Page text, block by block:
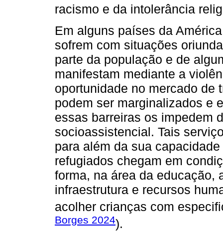
racismo e da intolerância
Em alguns países da
sofrem com situações
parte da população e de
manifestam mediante a
oportunidade no mercado de
podem ser marginalizados e
essas barreiras os impedem
socioassistencial. Tais
para além da sua
refugiados chegam em
forma, na área da educação,
infraestrutura e recursos
acolher crianças com
Borges 2024).